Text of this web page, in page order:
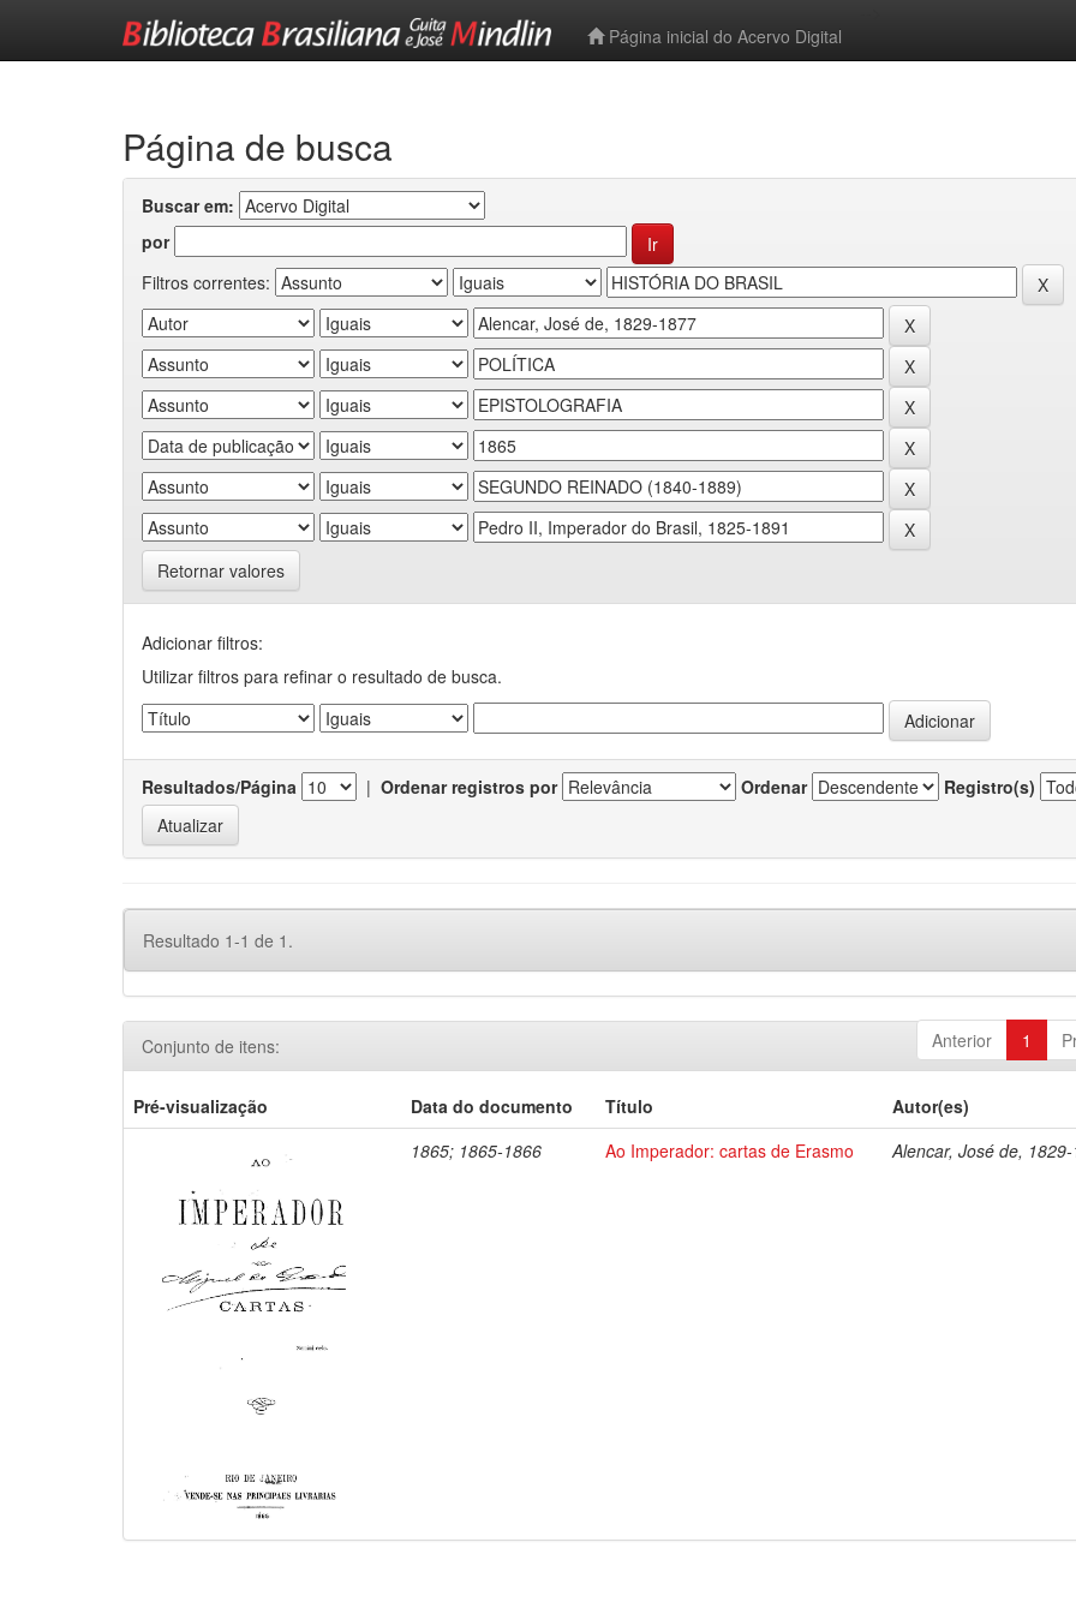
Página inicial do Acervo Digital
Página de busca
Buscar em:
por
Filtros correntes:
Retornar valores
Adicionar filtros:
Utilizar filtros para refinar o resultado de busca.
Resultados/Página | Ordenar registros por Ordenar Registro(s)
Resultado 1-1 de 1.
Anterior 1
Conjunto de itens:
Pré-visualização Data do documento Título
Autor(es)
1865; 1865-1866
Ao Imperador: cartas de Erasmo Alencar, José de,